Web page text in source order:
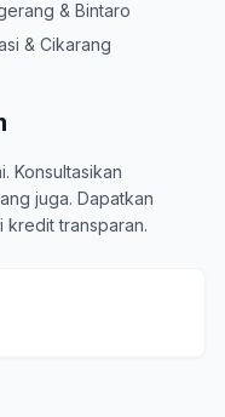
& Bintaro
& Cikarang
Konsultasikan
juga. Dapatkan
kredit transparan.